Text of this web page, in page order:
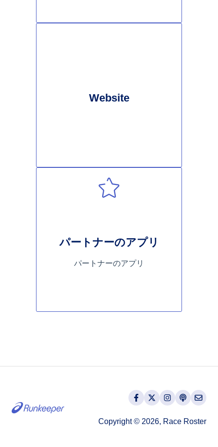
Website
パートナーのアプリ
パートナーのアプリ
Copyright © 2026, Race Roster